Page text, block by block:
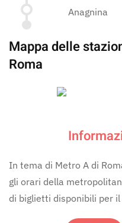
Anagnina
Mappa delle
Roma
In tema di Metro A di
gli orari della
di biglietti disponibili per